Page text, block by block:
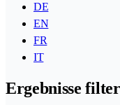
DE
EN
FR
IT
Ergebnisse